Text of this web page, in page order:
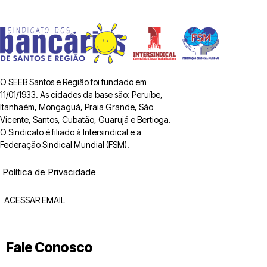
O SEEB Santos e Região foi fundado em
11/01/1933. As cidades da base são: Peruíbe,
Itanhaém, Mongaguá, Praia Grande, São
Vicente, Santos, Cubatão, Guarujá e Bertioga.
O Sindicato é filiado à Intersindical e a
Federação Sindical Mundial (FSM).
Política de Privacidade
ACESSAR EMAIL
Fale Conosco